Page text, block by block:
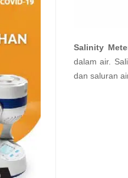
Salinity
dalam air.
dan saluran